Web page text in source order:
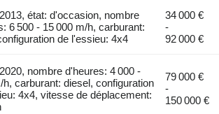
état: d'occasion, nombre
6 500 - 15 000 m/h, carburant:
de l'essieu: 4x4
34 000 €
-
92 000 €
nombre d'heures: 4 000 -
h, carburant: diesel, configuration
4x4, vitesse de déplacement:
79 000 €
-
150 000 €